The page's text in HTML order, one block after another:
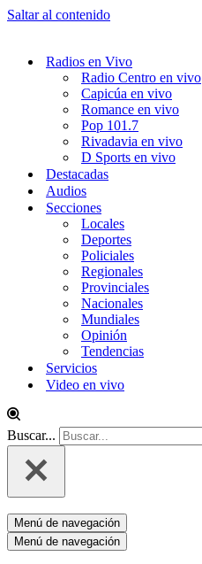
Saltar al contenido
Radios en Vivo
Radio Centro en vivo
Capicúa en vivo
Romance en vivo
Pop 101.7
Rivadavia en vivo
D Sports en vivo
Destacadas
Audios
Secciones
Locales
Deportes
Policiales
Regionales
Provinciales
Nacionales
Mundiales
Opinión
Tendencias
Servicios
Video en vivo
Buscar...
Menú de navegación
Menú de navegación